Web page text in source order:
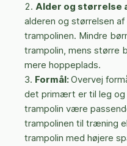
Alder og størrelse
alderen og størrelsen
trampolinen. Mindre
trampolin, mens større
mere hoppeplads.
Formål:Overvej
det primært er til leg og
trampolin være
trampolinen til træning
trampolin med højere